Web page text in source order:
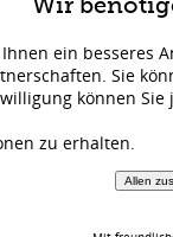
Wir
ein besseres
Sie
können
zu erhalten.
Allen